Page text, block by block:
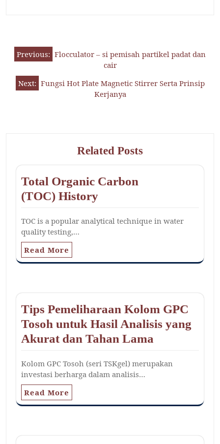
Previous: Flocculator – si pemisah partikel padat dan
cair
Next: Fungsi Hot Plate Magnetic Stirrer Serta Prinsip
Kerjanya
Related Posts
Total Organic Carbon
(TOC) History
TOC is a popular analytical technique in water
quality testing,…
Read More
Tips Pemeliharaan Kolom GPC
Tosoh untuk Hasil Analisis yang
Akurat dan Tahan Lama
Kolom GPC Tosoh (seri TSKgel) merupakan
investasi berharga dalam analisis…
Read More